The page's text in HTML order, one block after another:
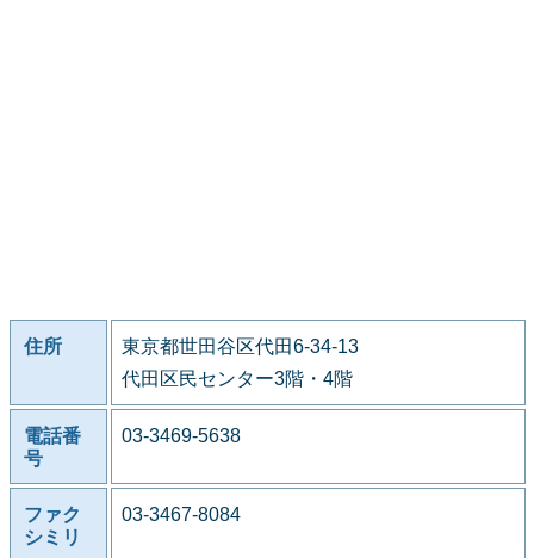
住所
東京都世田谷区代田6-34-13
代田区民センター3階・4階
電話番
号
03-3469-5638
ファク
シミリ
03-3467-8084